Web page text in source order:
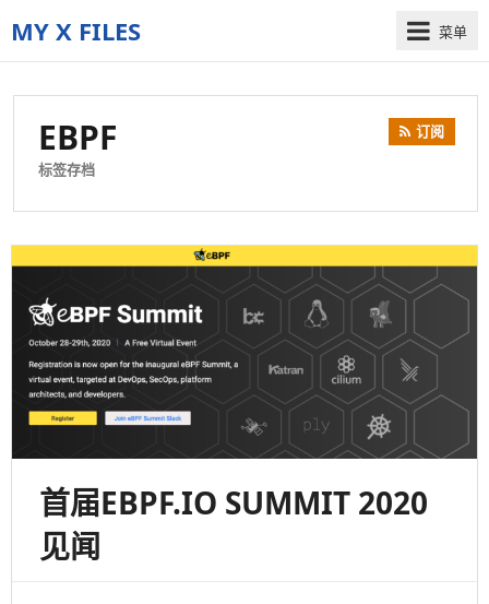
MY X FILES
The
truth
there
菜单
EBPF
标签存档
订阅
首届EBPF.IO SUMMIT 2020
见闻